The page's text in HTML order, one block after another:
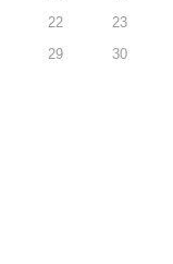
22 23
29 30